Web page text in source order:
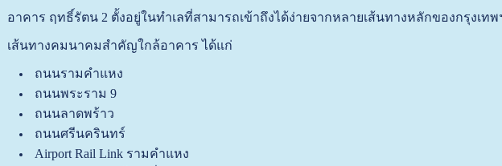
อาคาร ฤทธิ์รัตน 2 ตั้งอยู่ในทำเลที่สามารถเข้าถึงได้ง่ายจากหลายเส้นทางหลักของกรุงเทพ
เส้นทางคมนาคมสำคัญใกล้อาคาร ได้แก่
ถนนรามคำแหง
ถนนพระราม 9
ถนนลาดพร้าว
ถนนศรีนครินทร์
Airport Rail Link รามคำแหง